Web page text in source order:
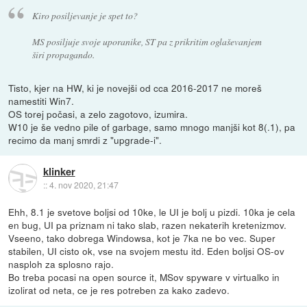
Kiro posiljevanje je spet to?
MS posiljuje svoje uporanike, ST pa z prikritim oglaševanjem
širi propagando.
Tisto, kjer na HW, ki je novejši od cca 2016-2017 ne moreš
namestiti Win7.
OS torej počasi, a zelo zagotovo, izumira.
W10 je še vedno pile of garbage, samo mnogo manjši kot 8(.1), pa
recimo da manj smrdi z "upgrade-i".
klinker
::4. nov 2020, 21:47
Ehh, 8.1 je svetove boljsi od 10ke, le UI je bolj u pizdi. 10ka je cela
en bug, UI pa priznam ni tako slab, razen nekaterih kretenizmov.
Vseeno, tako dobrega Windowsa, kot je 7ka ne bo vec. Super
stabilen, UI cisto ok, vse na svojem mestu itd. Eden boljsi OS-ov
nasploh za splosno rajo.
Bo treba pocasi na open source it, MSov spyware v virtualko in
izolirat od neta, ce je res potreben za kako zadevo.